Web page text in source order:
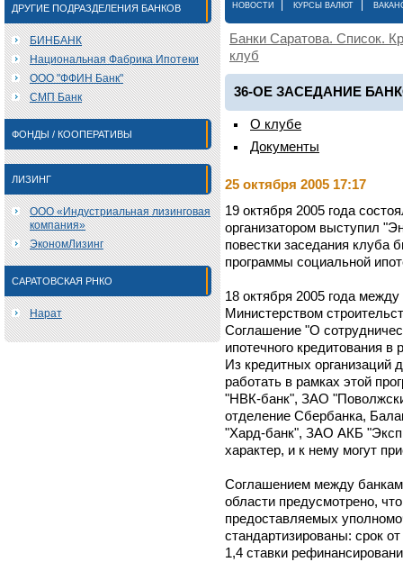
ДРУГИЕ ПОДРАЗДЕЛЕНИЯ БАНКОВ
БИНБАНК
Национальная Фабрика Ипотеки
ООО "ФФИН Банк"
СМП Банк
ФОНДЫ / КООПЕРАТИВЫ
ЛИЗИНГ
ООО «Индустриальная лизинговая
компания»
ЭкономЛизинг
САРАТОВСКАЯ РНКО
Нарат
НОВОСТИ КУРСЫ ВАЛЮТ
Банки Саратова. Список.
клуб
36-ОЕ ЗАСЕДАНИЕ
О клубе
Документы
25 октября 2005 17:17
19 октября 2005 года
организатором выступил
повестки заседания клуба
программы социальной
18 октября 2005 года
Министерством
Соглашение "О
ипотечного кредитования
Из кредитных организаций
работать в рамках этой
"НВК-банк", ЗАО
отделение Сбербанка,
"Хард-банк", ЗАО АКБ
характер, и к нему могут
Соглашением между
области предусмотрено,
предоставляемых
стандартизированы: срок
1,4 ставки